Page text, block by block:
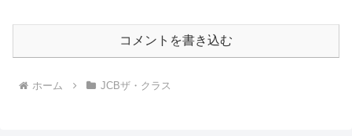
コメントを書き込む
ホーム JCBザ・クラス